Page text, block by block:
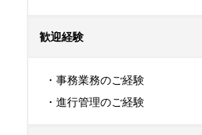
歓迎経験
・事務業務のご経験
・進行管理のご経験